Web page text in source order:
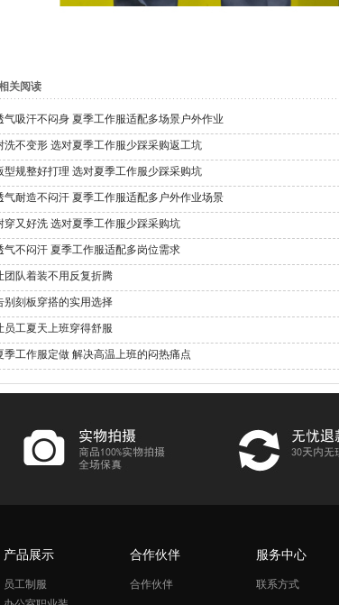
关阅读
气吸汗不闷身 夏季工作服适配多场景户外作业
洗不变形 选对夏季工作服少踩采购返工坑
型规整好打理 选对夏季工作服少踩采购坑
气耐造不闷汗 夏季工作服适配多户外作业场景
穿又好洗 选对夏季工作服少踩采购坑
气不闷汗 夏季工作服适配多岗位需求
团队着装不用反复折腾
别刻板穿搭的实用选择
员工夏天上班穿得舒服
季工作服定做 解决高温上班的闷热痛点
产品展示
员工制服
合作伙伴
合作伙伴
服务中心
联系方式